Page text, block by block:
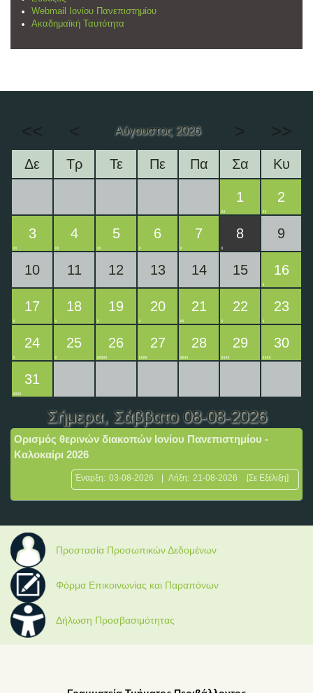
Webmail Ιονίου Πανεπιστημίου
Ακαδημαϊκή Ταυτότητα
<< < Αύγουστος 2026 > >>
Δε Τρ Τε Πε Πα Σα Κυ
1 2
3 4 5 6 7 8 9
10 11 12 13 14 15 16
17 18 19 20 21 22 23
24 25 26 27 28 29 30
31
Σήμερα, Σάββατο 08-08-2026
Ορισμός θερινών διακοπών Ιονίου Πανεπιστημίου -
Καλοκαίρι 2026
Έναρξη: 03-08-2026 Λήξη: 21-08-2026 [Σε Εξέλιξη]
Προστασία Προσωπικών Δεδομένων
Φόρμα Επικοινωνίας και Παραπόνων
Δήλωση Προσβασιμότητας